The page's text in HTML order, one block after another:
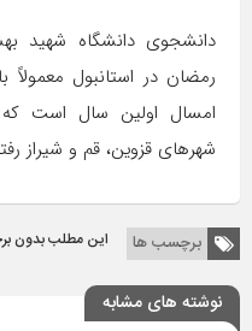
دانشجوی دانشگاه شهید
رمضان در استانبول معمولاً
امسال اولین سال است
شهرهای قزوین، قم و شیراز
برچسب ها این مطلب بدون
نوشته های مشابه